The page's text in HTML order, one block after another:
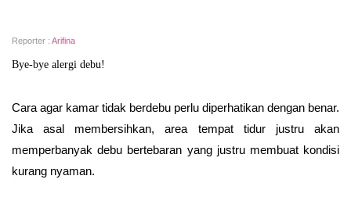
Reporter : Arifina
Bye-bye alergi debu!
Cara agar kamar tidak berdebu perlu diperhatikan dengan benar.
Jika asal membersihkan, area tempat tidur justru akan
memperbanyak debu bertebaran yang justru membuat kondisi
kurang nyaman.